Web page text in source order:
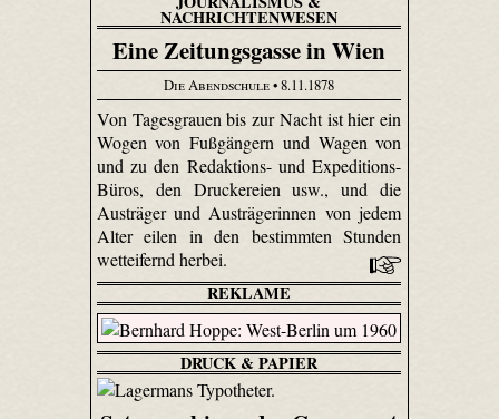
NACHRICHTENWESEN
Eine Zeitungsgasse in Wien
Die Abendschule• 8.11.1878
Von Tagesgrauen bis zur Nacht ist hier ein
Wogen von Fußgängern und Wagen von
und zu den Redaktions- und Expeditions-
Büros, den Druckereien usw., und die
Austräger und Austrägerinnen von jedem
Alter eilen in den bestimmten Stunden
wetteifernd herbei.
REKLAME
DRUCK & PAPIER